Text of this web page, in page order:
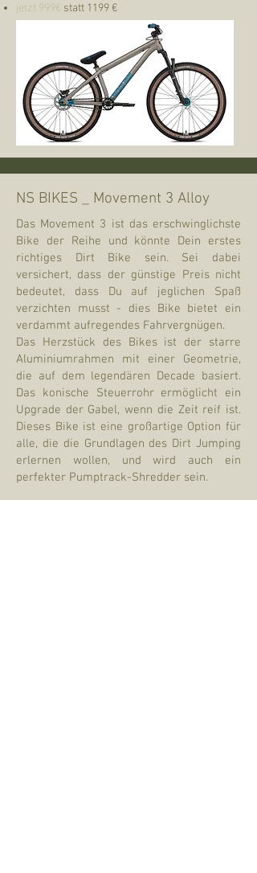
jetzt 999€ statt 1199 €
NS BIKES _ Movement 3 Alloy
Das Movement 3 ist das erschwinglichste
Bike der Reihe und könnte Dein erstes
richtiges Dirt Bike sein. Sei dabei
versichert, dass der günstige Preis nicht
bedeutet, dass Du auf jeglichen Spaß
verzichten musst - dies Bike bietet ein
verdammt aufregendes Fahrvergnügen.
Das Herzstück des Bikes ist der starre
Aluminiumrahmen mit einer Geometrie,
die auf dem legendären Decade basiert.
Das konische Steuerrohr ermöglicht ein
Upgrade der Gabel, wenn die Zeit reif ist.
Dieses Bike ist eine großartige Option für
alle, die die Grundlagen des Dirt Jumping
erlernen wollen, und wird auch ein
perfekter Pumptrack-Shredder sein.